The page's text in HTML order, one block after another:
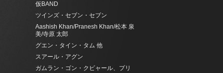
仮BAND
ツインズ・セブン・セブン
Aashish Khan/Pranesh Khan/松本 泉
美/寺原 太郎
グエン・タイン・タム 他
スアール・アグン
ガムラン・ゴン・クビャール、プリ